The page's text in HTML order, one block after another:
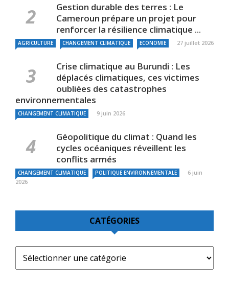
Gestion durable des terres : Le
Cameroun prépare un projet pour
renforcer la résilience climatique ...
AGRICULTURE CHANGEMENT CLIMATIQUE ECONOMIE 27 juillet 2026
Crise climatique au Burundi : Les
déplacés climatiques, ces victimes
oubliées des catastrophes
environnementales
CHANGEMENT CLIMATIQUE 9 juin 2026
Géopolitique du climat : Quand les
cycles océaniques réveillent les
conflits armés
CHANGEMENT CLIMATIQUE POLITIQUE ENVIRONNEMENTALE
6 juin
2026
CATÉGORIES